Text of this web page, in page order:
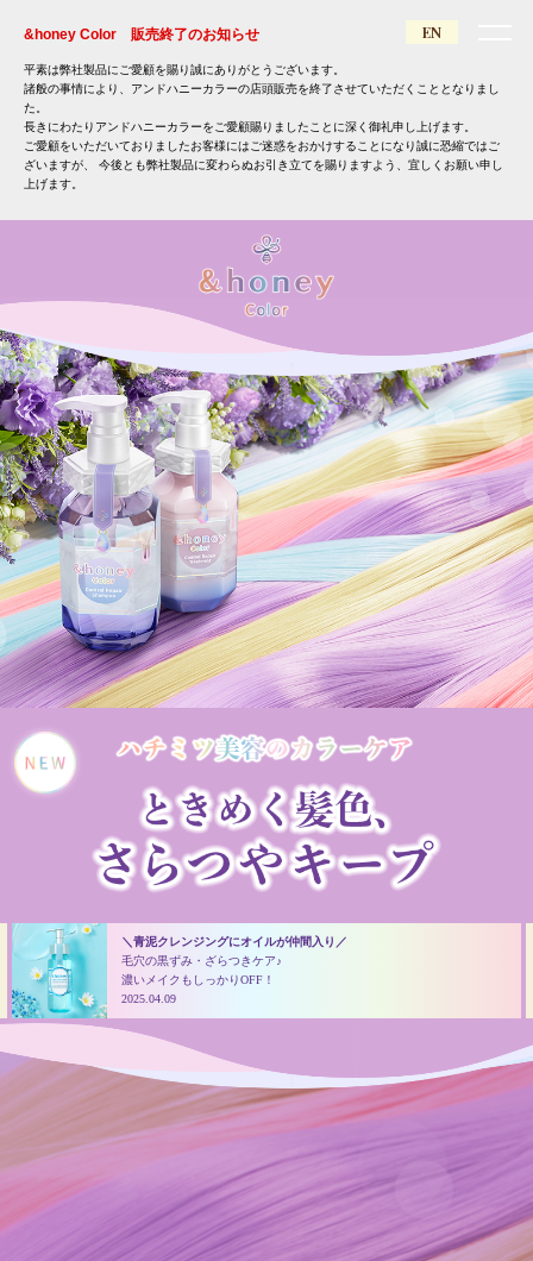
EN
&honey Color 販売終了のお知らせ
平素は弊社製品にご愛顧を賜り誠にありがとうございます。
諸般の事情により、アンドハニーカラーの店頭販売を終了させていただくこととなりまし
た。
長きにわたりアンドハニーカラーをご愛顧賜りましたことに深く御礼申し上げます。
ご愛顧をいただいておりましたお客様にはご迷惑をおかけすることになり誠に恐縮ではご
ざいますが、
今後とも弊社製品に変わらぬお引き立てを賜りますよう、宜しくお願い申し
上げます。
＼青泥クレンジングにオイルが仲間入り／
毛穴の黒ずみ・ざらつきケア♪
濃いメイクもしっかりOFF！
2025.04.09